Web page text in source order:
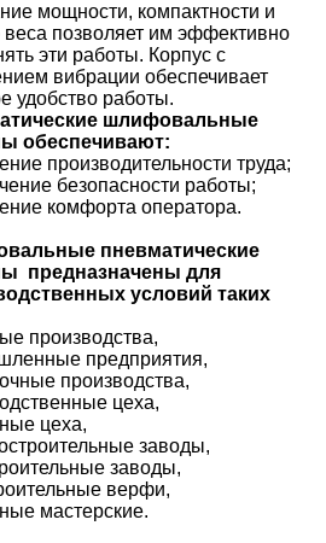
мощности, компактности и
веса позволяет им эффективно
эти работы. Корпус с
вибрации обеспечивает
удобство работы.
шлифовальные
обеспечивают:
производительности труда;
безопасности работы;
комфорта оператора.
пневматические
предназначены для
условий таких
производства,
предприятия,
производства,
цеха,
цеха,
заводы,
заводы,
верфи,
мастерские.